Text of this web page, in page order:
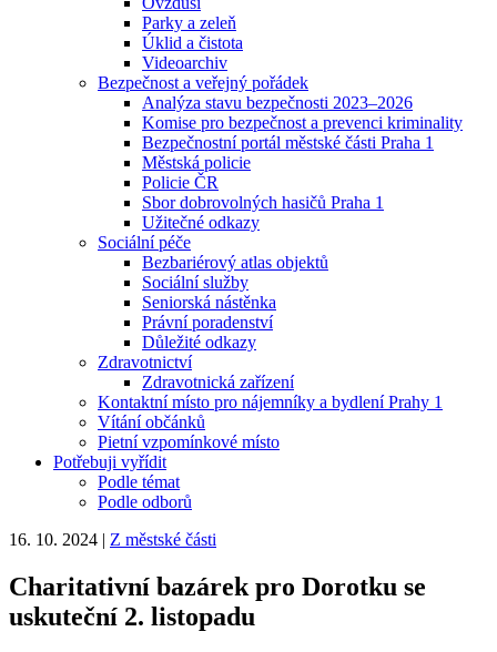
Parky a zeleň
Úklid a čistota
Videoarchiv
Bezpečnost a veřejný pořádek
Analýza stavu bezpečnosti 2023–2026
Komise pro bezpečnost a prevenci kriminality
Bezpečnostní portál městské části Praha 1
Městská policie
Policie ČR
Sbor dobrovolných hasičů Praha 1
Užitečné odkazy
Sociální péče
Bezbariérový atlas objektů
Sociální služby
Seniorská nástěnka
Právní poradenství
Důležité odkazy
Zdravotnictví
Zdravotnická zařízení
Kontaktní místo pro nájemníky a bydlení Prahy 1
Vítání občánků
Pietní vzpomínkové místo
Potřebuji vyřídit
Podle témat
Podle odborů
16. 10. 2024 | Z městské části
Charitativní bazárek pro Dorotku se
uskuteční 2. listopadu